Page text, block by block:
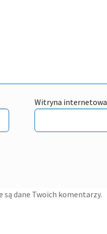
Witryna internetowa
są dane Twoich komentarzy.